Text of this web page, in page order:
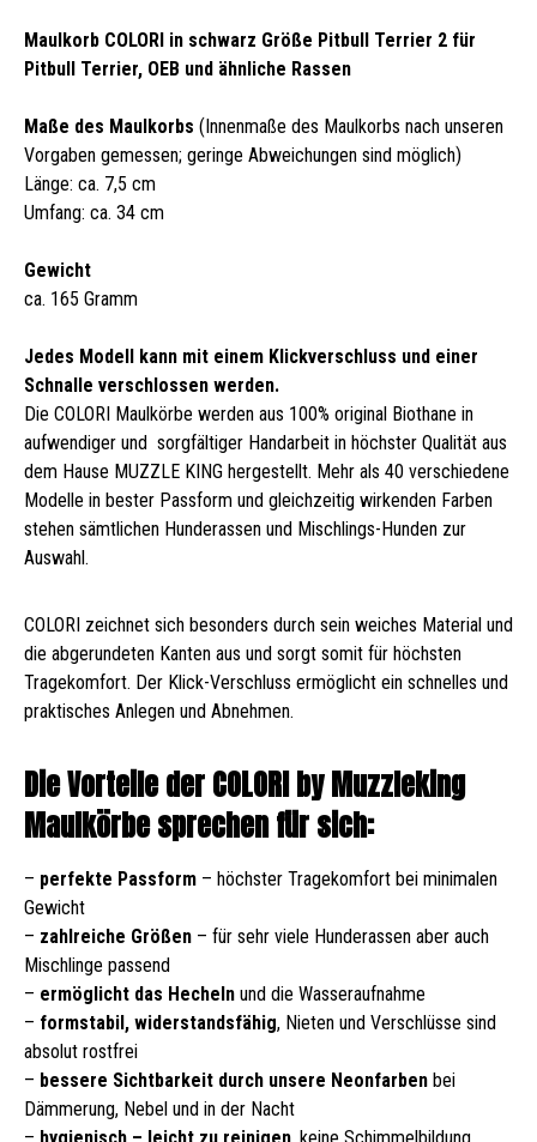
Maulkorb COLORI in schwarz Größe Pitbull Terrier 2 für
Pitbull Terrier, OEB und ähnliche Rassen
Maße des Maulkorbs (Innenmaße des Maulkorbs nach unseren
Vorgaben gemessen; geringe Abweichungen sind möglich)
Länge: ca. 7,5 cm
Umfang: ca. 34 cm
Gewicht
ca. 165 Gramm
Jedes Modell kann mit einem Klickverschluss und einer
Schnalle verschlossen werden.
Die COLORI Maulkörbe werden aus 100% original Biothane in
aufwendiger und sorgfältiger Handarbeit in höchster Qualität aus
dem Hause MUZZLE KING hergestellt. Mehr als 40 verschiedene
Modelle in bester Passform und gleichzeitig wirkenden Farben
stehen sämtlichen Hunderassen und Mischlings-Hunden zur
Auswahl.
COLORI zeichnet sich besonders durch sein weiches Material und
die abgerundeten Kanten aus und sorgt somit für höchsten
Tragekomfort. Der Klick-Verschluss ermöglicht ein schnelles und
praktisches Anlegen und Abnehmen.
Die Vorteile der COLORI by Muzzleking
Maulkörbe sprechen für sich:
– perfekte Passform – höchster Tragekomfort bei minimalen
Gewicht
– zahlreiche Größen – für sehr viele Hunderassen aber auch
Mischlinge passend
– ermöglicht das Hecheln und die Wasseraufnahme
– formstabil, widerstandsfähig, Nieten und Verschlüsse sind
absolut rostfrei
– bessere Sichtbarkeit durch unsere Neonfarben bei
Dämmerung, Nebel und in der Nacht